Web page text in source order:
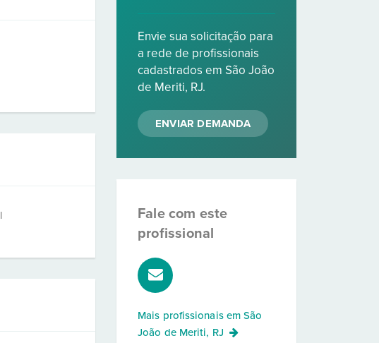
Envie sua solicitação para
a rede de profissionais
cadastrados em São João
de Meriti, RJ.
ENVIAR DEMANDA
Fale com este
profissional
Mais profissionais emSão
João de Meriti, RJ